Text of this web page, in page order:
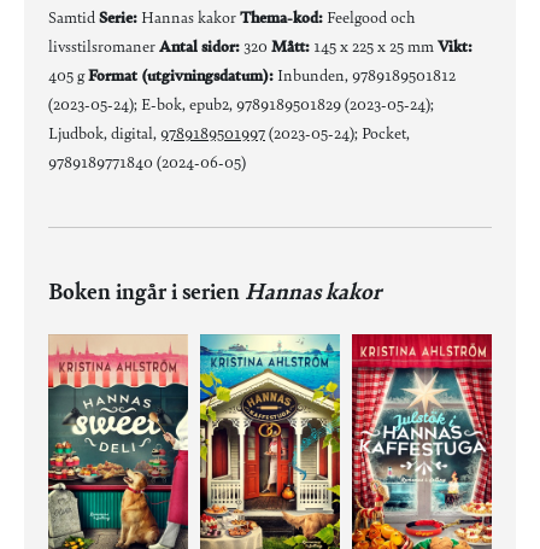
Samtid Serie: Hannas kakor Thema-kod: Feelgood och
livsstilsromaner Antal sidor: 320 Mått: 145 x 225 x 25 mm Vikt:
405 gFormat (utgivningsdatum): Inbunden, 9789189501812
(2023-05-24); E-bok, epub2, 9789189501829 (2023-05-24);
Ljudbok, digital, 9789189501997 (2023-05-24); Pocket,
9789189771840 (2024-06-05)
Boken ingår i serien Hannas kakor